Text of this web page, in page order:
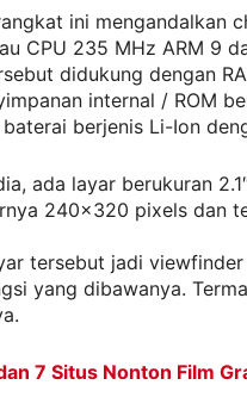
ini mengandalkan
CPU 235 MHz ARM 9
didukung dengan
internal / ROM
berjenis Li-Ion
ada layar berukuran
240×320 pixels dan
tersebut jadi
yang dibawanya.
7 Situs Nonton Film